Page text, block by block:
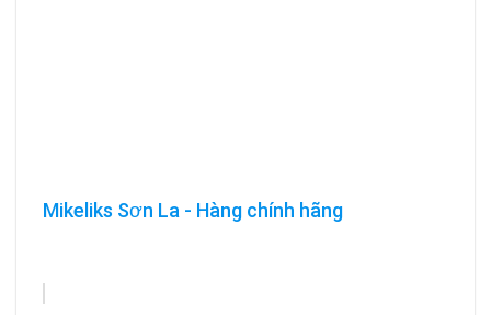
Mikeliks Sơn La - Hàng chính hãng